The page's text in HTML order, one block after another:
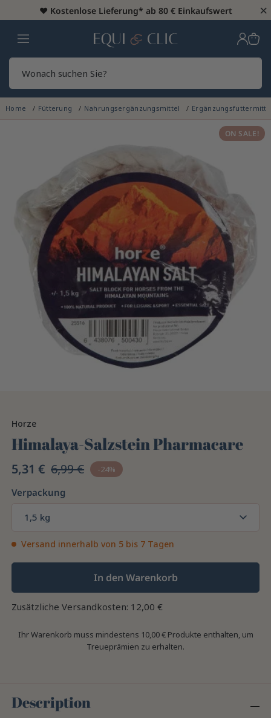
♥️ Kostenlose Lieferung* ab 80 € Einkaufswert ×
Heim
Home Fütterung Nahrungsergänzungsmittel
ON SALE!
Horze
Himalaya-Salzstein Pharmacare
5,31 € 6,99 € -24%
Verpackung
1,5 kg
Versand innerhalb von 5 bis 7 Tagen
In den Warenkorb
Zusätzliche Versandkosten: 12,00 €
Ihr Warenkorb muss mindestens 10,00 € Produkte enthalten, um
Treueprämien zu erhalten.
Description